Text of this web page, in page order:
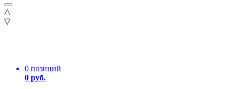
△
▽
0 позиций
0 руб.